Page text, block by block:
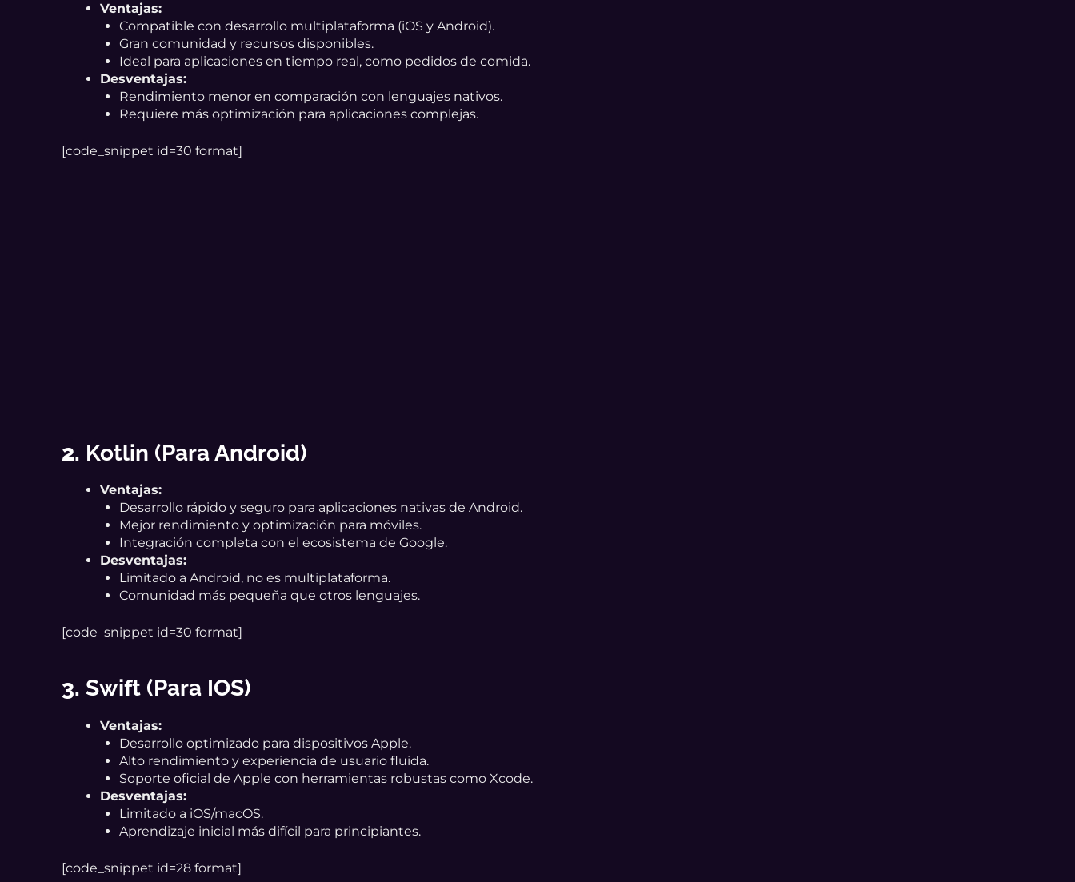
Ventajas:
Compatible con desarrollo multiplataforma (iOS y Android).
Gran comunidad y recursos disponibles.
Ideal para aplicaciones en tiempo real, como pedidos de comida.
Desventajas:
Rendimiento menor en comparación con lenguajes nativos.
Requiere más optimización para aplicaciones complejas.
[code_snippet id=30 format]
2. Kotlin (para Android)
Ventajas:
Desarrollo rápido y seguro para aplicaciones nativas de Android.
Mejor rendimiento y optimización para móviles.
Integración completa con el ecosistema de Google.
Desventajas:
Limitado a Android, no es multiplataforma.
Comunidad más pequeña que otros lenguajes.
[code_snippet id=30 format]
3.Swift (para IOS)
Ventajas:
Desarrollo optimizado para dispositivos Apple.
Alto rendimiento y experiencia de usuario fluida.
Soporte oficial de Apple con herramientas robustas como Xcode.
Desventajas:
Limitado a iOS/macOS.
Aprendizaje inicial más difícil para principiantes.
[code_snippet id=28 format]